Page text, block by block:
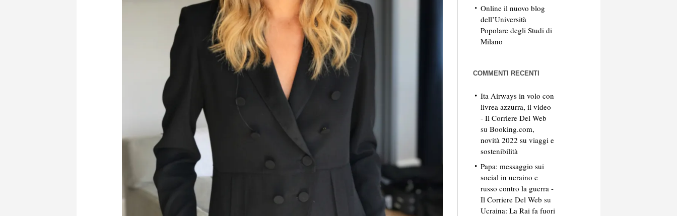
Online il nuovo blog
dell’Università
Popolare degli Studi di
Milano
COMMENTI RECENTI
Ita Airways in volo con
livrea azzurra, il video
- Il Corriere Del Web
su Booking.com,
novità 2022 su viaggi e
sostenibilità
Papa: messaggio sui
social in ucraino e
russo contro la guerra -
Il Corriere Del Web su
Ucraina: La Rai fa fuori